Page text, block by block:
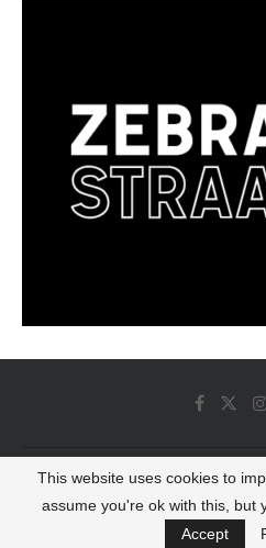
© 2022 - Luminous Dash
BACK TO
This website uses cookies to
assume you're ok with this, but
Accept